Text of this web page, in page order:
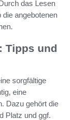
das Lesen
angebotenen
Tipps und
sorgfältige
eine
Dazu gehört die
Platz und ggf.